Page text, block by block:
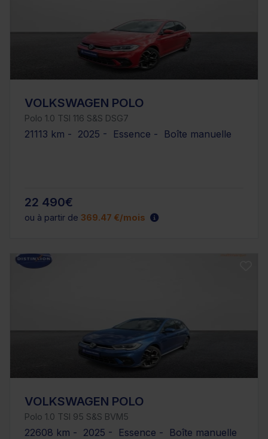
VOLKSWAGEN POLO
Polo 1.0 TSI 116 S&S DSG7
21113 km - 2025 - Essence - Boîte manuelle
22 490€
ou à partir de 369.47 €/mois
VOLKSWAGEN POLO
Polo 1.0 TSI 95 S&S BVM5
22608 km - 2025 - Essence - Boîte manuelle